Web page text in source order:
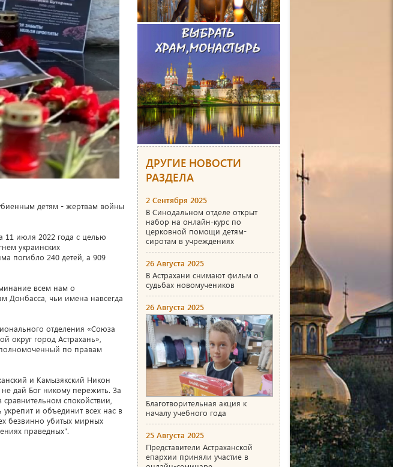
детям - жертвам войны
11 июля 2022 года с целью
украинских
погибло 240 детей, а 909
всем нам о
Донбасса, чьи имена навсегда
отделения «Союза
округ город Астрахань»,
по правам
и Камызякский Никон
дай Бог никому пережить. За
спокойствии,
и объединит всех нас в
безвинно убитых мирных
праведных".
ДРУГИЕ НОВОСТИ
РАЗДЕЛА
2 Сентября 2025
В Синодальном отделе открыт
набор на онлайн-курс по
церковной помощи детям-
сиротам в учреждениях
26 Августа 2025
В Астрахани снимают фильм о
судьбах новомучеников
26 Августа 2025
Благотворительная акция к
началу учебного года
25 Августа 2025
Представители Астраханской
епархии приняли участие в